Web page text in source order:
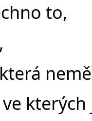
to,